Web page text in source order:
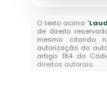
O texto acima "
de direito
mesmo citando
autorização do
artigo 184 do
direitos autorais.